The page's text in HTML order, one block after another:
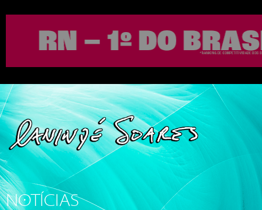
NOTÍCIAS